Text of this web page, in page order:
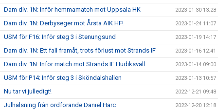
Dam div. 1N: Inför hemmamatch mot Uppsala HK 2023-01-30 13:28
Dam div. 1N: Derbyseger mot Årsta AIK HF! 2023-01-24 11:07
USM för F16: Inför steg 3 i Stenungsund 2023-01-19 14:17
Dam div. 1N: Ett fall framåt, trots förlust mot Strands IF 2023-01-16 12:41
Dam div. 1N: Inför match mot Strands IF Hudiksvall 2023-01-14 09:00
USM för P14: Inför steg 3 i Sköndalshallen 2023-01-13 10:57
Nu tar vi julledigt! 2022-12-21 09:48
Julhälsning från ordförande Daniel Harc 2022-12-20 12:18